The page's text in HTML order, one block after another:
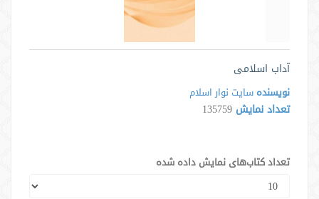
آداب اسلامی
نویسنده سایت نوار اسلام
تعداد نمایش 135759
تعداد کتاب‌های نمایش داده شده